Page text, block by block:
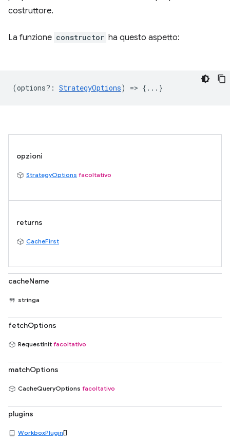
costruttore.
La funzione constructor ha questo aspetto:
(options? : StrategyOptions) => {...}
opzioni
StrategyOptions facoltativo
returns
CacheFirst
cacheName
stringa
fetchOptions
RequestInit facoltativo
matchOptions
CacheQueryOptions facoltativo
plugins
WorkboxPlugin[]